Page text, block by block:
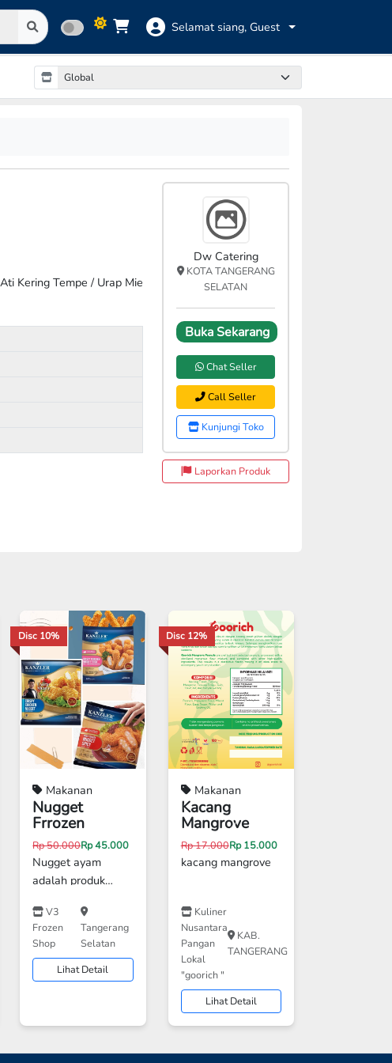
Selamat siang, Guest
Kering Tempe / Urap Mie
Dw Catering
KOTA TANGERANG
SELATAN
Buka Sekarang
Chat Seller
Call Seller
Kunjungi Toko
Laporkan Produk
Disc 10%
Makanan
Nugget
Frrozen
Rp 50.000Rp 45.000
Nugget ayam
adalah produk
ayam yang digiling,
dicmpur dengan
bumbu dan bahan
lainnya, kemudian
digoreng atau
V3
Frozen
Shop
Tangerang
Selatan
Lihat Detail
Disc 12%
Makanan
Kacang
Mangrove
Rp 17.000Rp 15.000
kacang mangrove
Kuliner
Nusantara
Pangan
Lokal
"goorich "
KAB.
TANGERANG
Lihat Detail
Next